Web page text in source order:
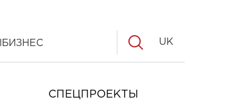
БИЗНЕС UK
СПЕЦПРОЕКТЫ